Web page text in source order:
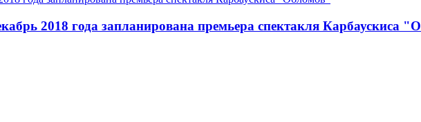
2018 года запланирована премьера спектакля Карбаускиса